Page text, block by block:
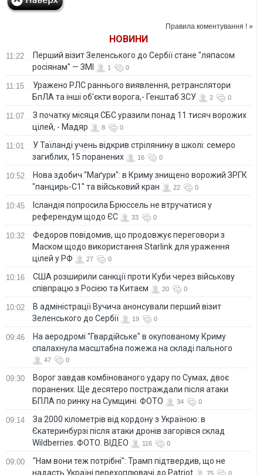
Правила коментування ! »
НОВИНИ
11:22
Перший візит Зеленського до Сербії стане "ляпасом
росіянам" — ЗМІ
1 0
11:15
Уражено РЛС раннього виявлення, ретранслятори
БпЛА та інші об'єкти ворога,- Генштаб ЗСУ
2 0
11:07
З початку місяця СБС уразили понад 11 тисяч ворожих
цілей, - Мадяр
8 0
11:01
У Таїланді учень відкрив стрілянину в школі: семеро
загиблих, 15 поранених
16 0
10:52
Нова здобич "Маґури": в Криму знищено ворожий ЗРГК
"панцирь-С1" та військовий кран
22 0
10:45
Ісландія попросила Брюссель не втручатися у
референдум щодо ЄС
33 0
10:32
Федоров повідомив, що продовжує переговори з
Маском щодо використання Starlink для ураження
цілей у РФ
27 0
10:16
США розширили санкції проти Куби через військову
співпрацю з Росією та Китаєм
20 0
10:02
В адміністрації Вучича анонсували перший візит
Зеленського до Сербії
19 0
09:46
На аеродромі "Гвардійське" в окупованому Криму
спалахнула масштабна пожежа на складі пального
47 0
09:30
Ворог завдав комбінованого удару по Сумах, двоє
поранених. Ще десятеро постраждали після атаки
БПЛА по ринку на Сумщині. ФОТО
34 0
09:14
За 2000 кілометрів від кордону з Україною: в
Єкатеринбурзі після атаки дронів загорівся склад
Wildberries. ФОТО. ВІДЕО
116 0
09:00
"Нам вони теж потрібні": Трамп підтвердив, що не
надасть Україні перехоплювачі до Patriot
75 0